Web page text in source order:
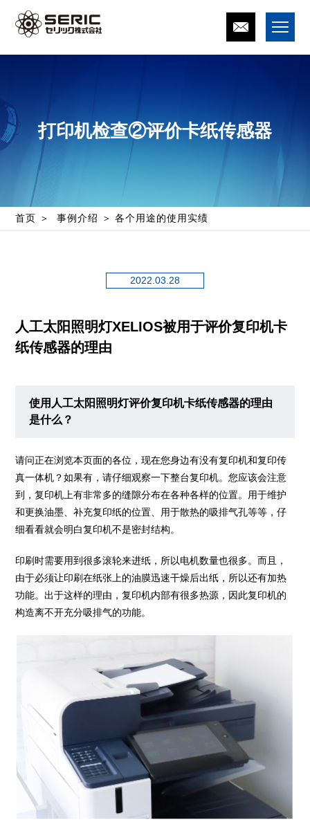
打印机检查②评价卡纸传感器
首页 事例介绍 各个用途的使用实绩
2022.03.28
人工太阳照明灯XELIOS被用于评价复印机卡
纸传感器的理由
使用人工太阳照明灯评价复印机卡纸传感器的理由
是什么？
请问正在浏览本页面的各位，现在您身边有没有复印机和复印传
真一体机？如果有，请仔细观察一下整台复印机。您应该会注意
到，复印机上有非常多的缝隙分布在各种各样的位置。用于维护
和更换油墨、补充复印纸的位置、用于散热的吸排气孔等等，仔
细看看就会明白复印机不是密封结构。
印刷时需要用到很多滚轮来进纸，所以电机数量也很多。而且，
由于必须让印刷在纸张上的油膜迅速干燥后出纸，所以还有加热
功能。出于这样的理由，复印机内部有很多热源，因此复印机的
构造离不开充分吸排气的功能。